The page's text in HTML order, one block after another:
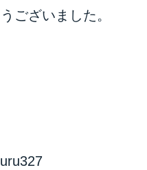
ございました。